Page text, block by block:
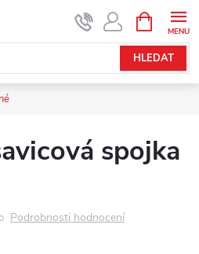
HLEDAT
NÁKUPNÍ
KOŠÍK
spojka
Podrobnosti hodnocení